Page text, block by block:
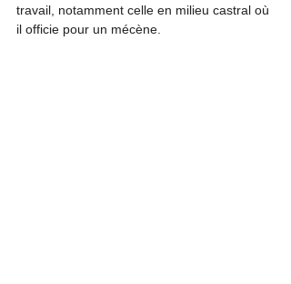
travail, notamment celle en milieu castral où
il officie pour un mécène.